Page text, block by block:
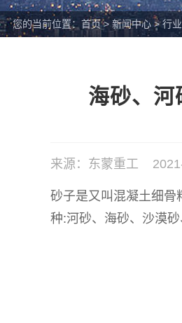
您的当前位置： 首页 > 新闻中心 >行
海砂、河
来源：东蒙重工
砂子是又叫混凝土细骨
种:河砂、海砂、沙漠